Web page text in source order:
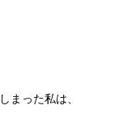
まった私は、